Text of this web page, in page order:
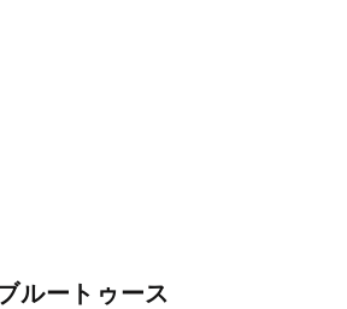
ルートゥース